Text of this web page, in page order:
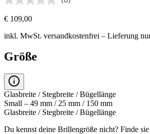
€ 109,00
inkl. MwSt. versandkostenfrei – Lieferung
Größe
Glasbreite / Stegbreite / Bügellänge
Small – 49 mm / 25 mm / 150 mm
Glasbreite / Stegbreite / Bügellänge
Du kennst deine Brillengröße nicht? Finde